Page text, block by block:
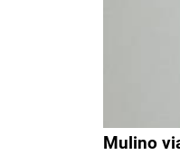
Mulino